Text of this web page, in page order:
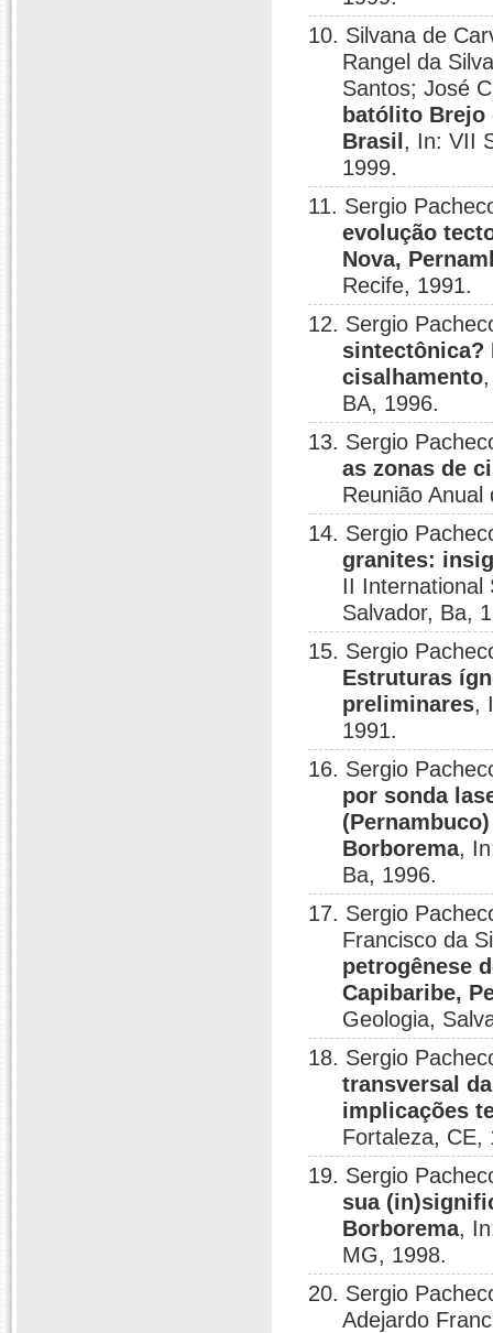
10. Silvana de
Rangel da
Santos; José
batólito Brejo
Brasil , In: VII
1999.
11. Sergio
evolução
Nova,
Recife, 1991.
12. Sergio
sintectônica?
cisalhamento
BA, 1996.
13. Sergio
as zonas de
Reunião
14. Sergio
granites:
II International
Salvador, Ba,
15. Sergio
Estruturas
preliminares,
1991.
16. Sergio
por sonda
Borborema,
Ba, 1996.
17. Sergio
Francisco da
petrogênese
Capibaribe,
Geologia,
18. Sergio
transversal
implicações
Fortaleza, CE,
19. Sergio
sua
Borborema,
MG, 1998.
20. Sergio
Adejardo